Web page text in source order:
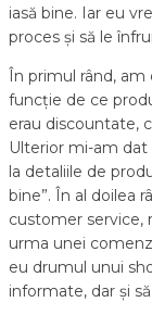
iasă bine. Iar eu
proces și să le
În primul rând,
funcție de ce
erau discountate,
Ulterior mi-am
la detaliile de
bine”. În al doilea
customer service,
urma unei
eu drumul unui
informate, dar și